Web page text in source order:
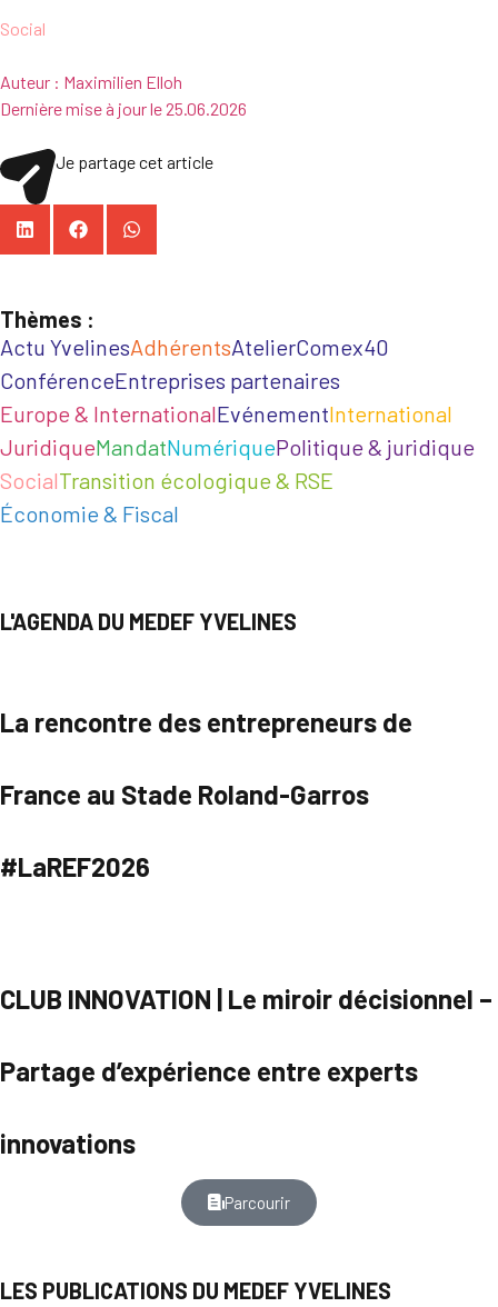
Social
Auteur : Maximilien Elloh
Dernière mise à jour le 25.06.2026
Je partage cet article
Thèmes :
Actu YvelinesAdhérentsAtelierComex40
ConférenceEntreprises partenaires
Europe & InternationalEvénementInternational
JuridiqueMandatNumériquePolitique & juridique
SocialTransition écologique & RSE
Économie & Fiscal
L'AGENDA DU MEDEF YVELINES
La rencontre des entrepreneurs de
France au Stade Roland-Garros
#LaREF2026
CLUB INNOVATION | Le miroir décisionnel –
Partage d’expérience entre experts
innovations
Parcourir
LES PUBLICATIONS DU MEDEF YVELINES